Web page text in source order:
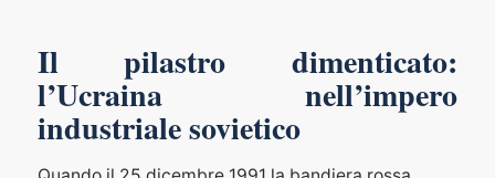
Il pilastro dimenticato:
l’Ucraina nell’impero
industriale sovietico